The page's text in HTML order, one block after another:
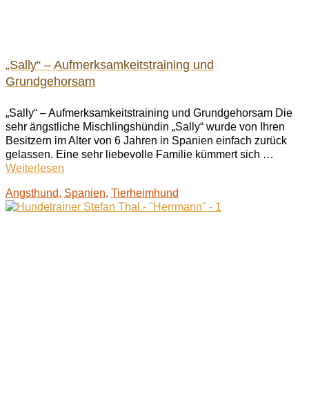
„Sally“ – Aufmerksamkeitstraining und
Grundgehorsam
„Sally“ – Aufmerksamkeitstraining und Grundgehorsam Die
sehr ängstliche Mischlingshündin „Sally“ wurde von Ihren
Besitzern im Alter von 6 Jahren in Spanien einfach zurück
gelassen. Eine sehr liebevolle Familie kümmert sich …
Weiterlesen
Angsthund, Spanien, Tierheimhund